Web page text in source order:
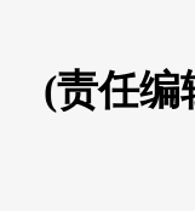
(责任编